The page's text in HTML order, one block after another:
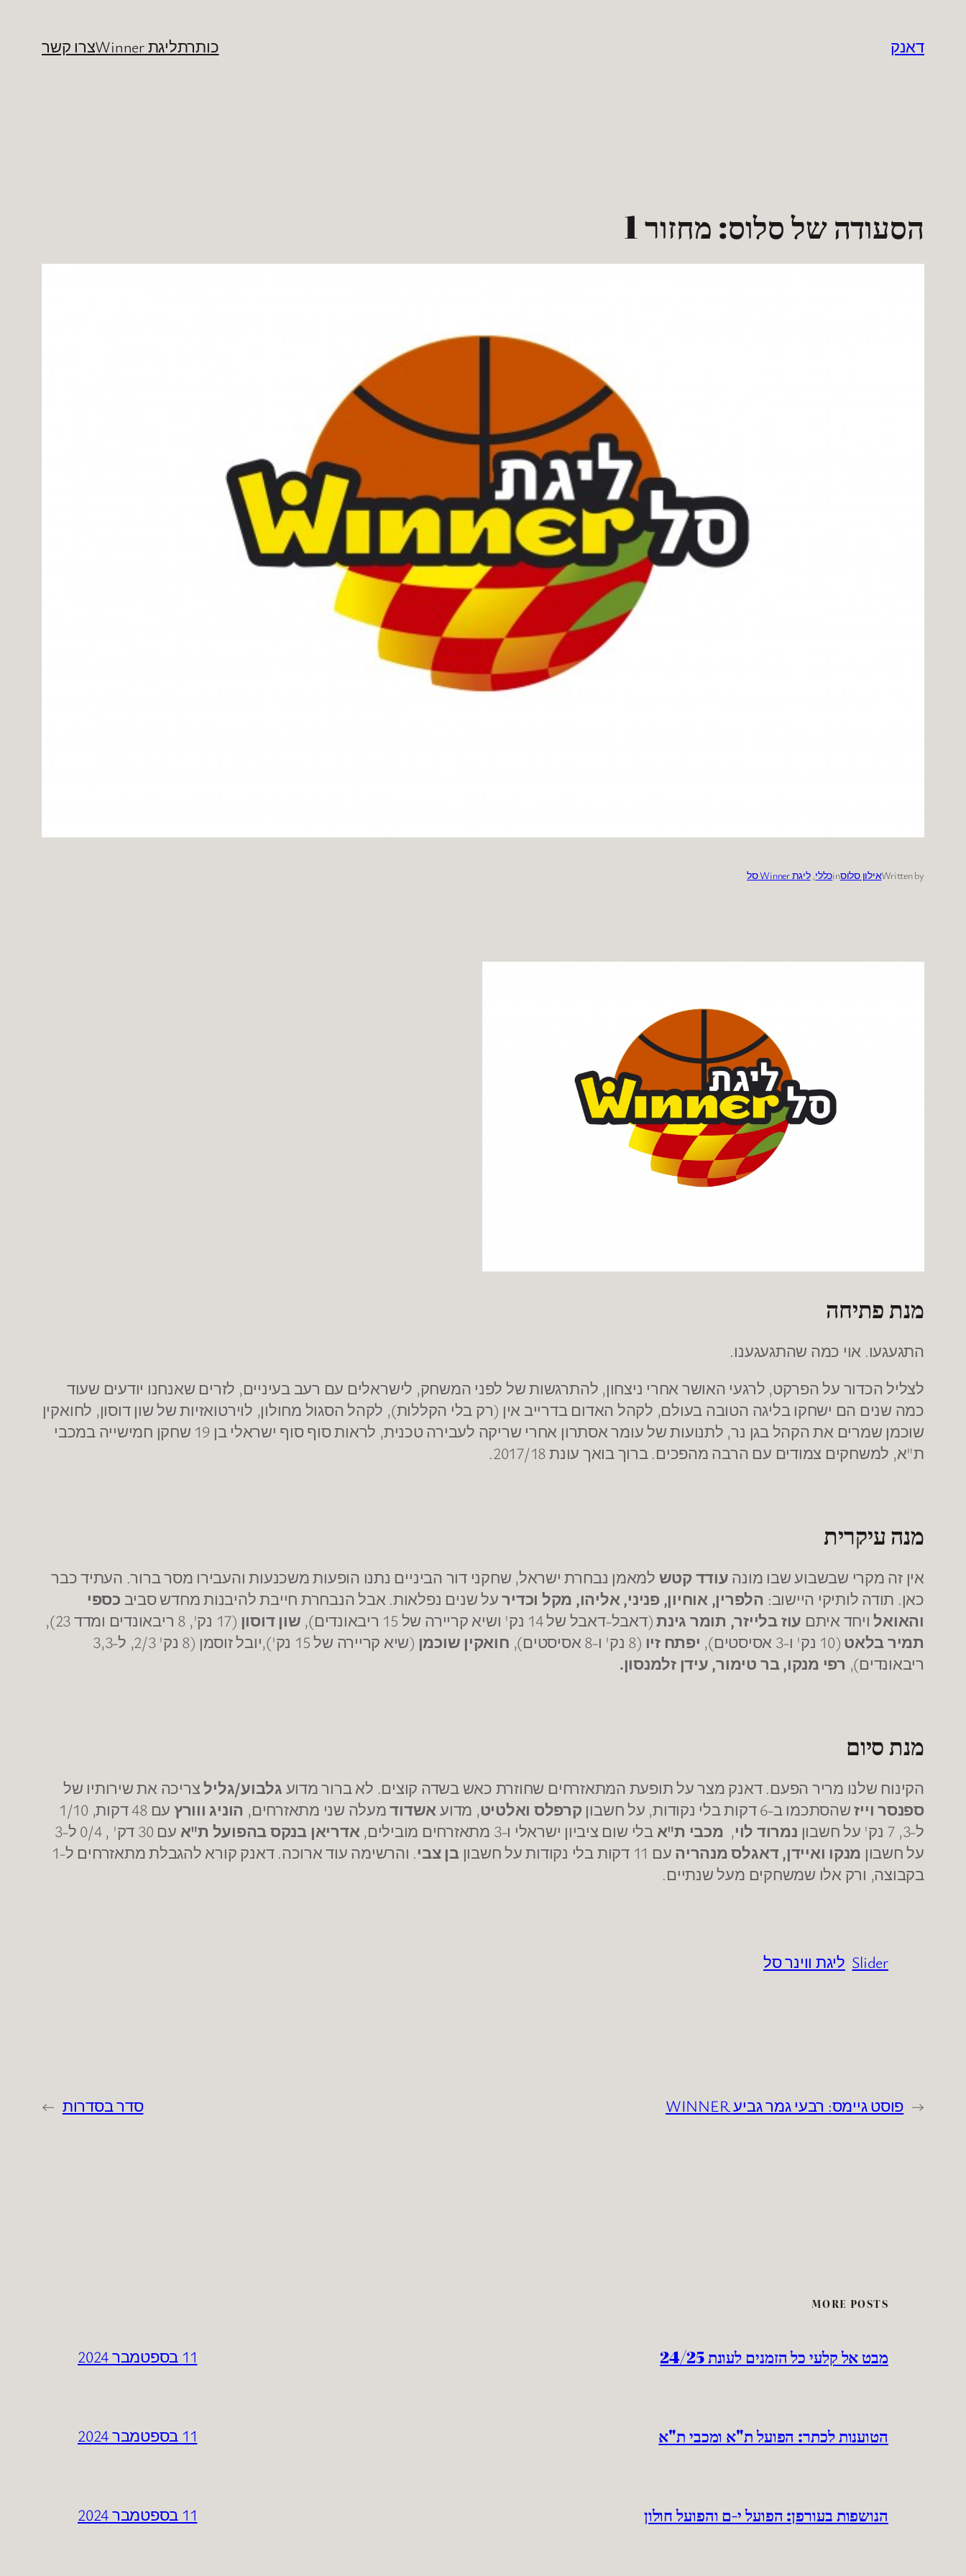
דאנק כותרתליגת Winner צרו קשר
הסעודה של סלוס: מחזור 1
Written byאילון סלוסinכללי, ליגת Winner סל
מנת פתיחה
התגעגעו. אוי כמה שהתגעגענו.
לצליל הכדור על הפרקט, לרגעי האושר אחרי ניצחון, להתרגשות של לפני המשחק, לישראלים עם רעב בעיניים, לזרים שאנחנו יודעים שעוד
כמה שנים הם ישחקו בליגה הטובה בעולם, לקהל האדום בדרייב אין (רק בלי הקללות), לקהל הסגול מחולון, לוירטואזיות של שון דוסון, לחואקין
שוכמן שמרים את הקהל בגן נר, לתנועות של עומר אסתרון אחרי שריקה לעבירה טכנית, לראות סוף סוף ישראלי בן 19 שחקן חמישייה במכבי
ת"א, למשחקים צמודים עם הרבה מהפכים. ברוך בואך עונת 2017/18.
מנה עיקרית
אין זה מקרי שבשבוע שבו מונה עודד קטש למאמן נבחרת ישראל, שחקני דור הביניים נתנו הופעות משכנעות והעבירו מסר ברור. העתיד כבר
כאן. תודה לותיקי היישוב: הלפרין, אוחיון, פניני, אליהו, מקל וכדירעל שנים נפלאות. אבל הנבחרת חייבת להיבנות מחדש סביב כספי
והאואלויחד איתם עוז בלייזר, תומר גינת(דאבל-דאבל של 14 נק' ושיא קריירה של 15 ריבאונדים), שון דוסון (17 נק', 8 ריבאונדים ומדד 23),
תמיר בלאט (10 נק' ו-3 אסיסטים), יפתח זיו (8 נק' ו-8 אסיסטים), חואקין שוכמן
(שיא קריירה של 15 נק'),יובל זוסמן (8 נק' 2/3, ל-3,3
ריבאונדים), רפי מנקו, בר טימור, עידן זלמנסון.
מנת סיום
הקינוח שלנו מריר הפעם. דאנק מצר על תופעת המתאזרחים שחוזרת כאש בשדה קוצים. לא ברור מדוע גלבוע/גלילצריכה את שירותיו של
ספנסר וייזשהסתכמו ב-6 דקות בלי נקודות, על חשבון קרפלס ואלטיט, מדועאשדודמעלה שני מתאזרחים, הוניג ווורץ
עם 48 דקות, 1/10
ל-3, 7 נק' על חשבון
נמרוד לוי, מכבי ת"אבלי שום ציביון ישראלי ו-3 מתאזרחים מובילים, אדריאן בנקסבהפועל ת"א
עם 30 דק' , 0/4 ל-3
על חשבון מנקו ואיידן, דאגלס מנהריה עם 11 דקות בלי נקודות על חשבון בן צבי
. והרשימה עוד ארוכה. דאנק קורא להגבלת מתאזרחים ל-1
בקבוצה, ורק אלו שמשחקים מעל שנתיים.
Slider ליגת ווינר סל
← פוסט גיימס: רבעי גמר גביע WINNER סדר בסדרות →
MORE POSTS
מבט אל קלעי כל הזמנים לעונת 24/25 11 בספטמבר 2024
הטוענות לכתר: הפועל ת"א ומכבי ת"א 11 בספטמבר 2024
הנושפות בעורפן: הפועל י-ם והפועל חולון 11 בספטמבר 2024